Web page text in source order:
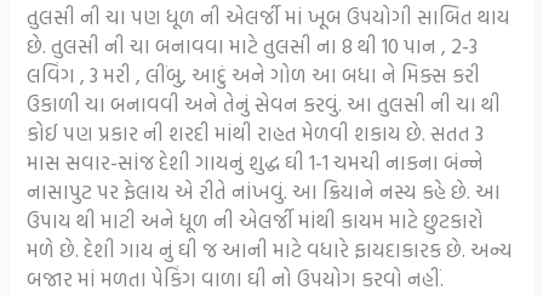
તુલસી ની ચા પણ ધૂળ ની એલર્જી માં ખૂબ ઉપયોગી સાબિત થાય
છે. તુલસી ની ચા બનાવવા માટે તુલસી ના 8 થી 10 પાન , 2-3
લવિંગ , 3 મરી , લીંબુ, આદું અને ગોળ આ બધા ને મિક્સ કરી
ઉકાળી ચા બનાવવી અને તેનું સેવન કરવું. આ તુલસી ની ચા થી
કોઈ પણ પ્રકાર ની શરદી માંથી રાહત મેળવી શકાય છે. સતત 3
માસ સવાર-સાંજ દેશી ગાયનું શુદ્ધ ઘી 1-1 ચમચી નાકના બંન્ને
નાસાપુટ પર ફેલાય એ રીતે નાંખવું. આ ક્રિયાને નસ્ય કહે છે. આ
ઉપાય થી માટી અને ધૂળ ની એલર્જી માંથી કાયમ માટે છુટકારો
મળે છે. દેશી ગાય નું ઘી જ આની માટે વધારે ફાયદાકારક છે. અન્ય
બજાર માં મળતા પેકિંગ વાળા ઘી નો ઉપયોગ કરવો નહીં.